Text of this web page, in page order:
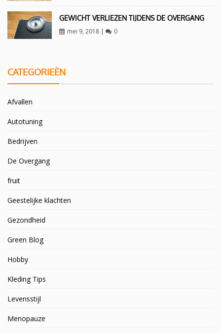
GEWICHT VERLIEZEN TIJDENS DE OVERGANG
mei 9, 2018| 0
CATEGORIEËN
Afvallen
Autotuning
Bedrijven
De Overgang
fruit
Geestelijke klachten
Gezondheid
Green Blog
Hobby
Kleding Tips
Levensstijl
Menopauze